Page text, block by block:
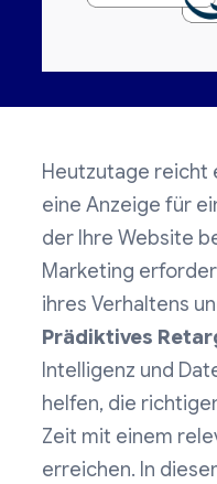
Heutzutage reicht
eine Anzeige für
der Ihre Website
Marketing
ihres Verhaltens
Prädiktives
Intelligenz und
helfen, die
Zeit mit einem
erreichen. In